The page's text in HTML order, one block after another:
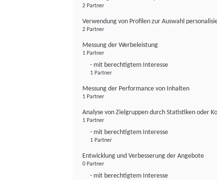
2 Partner
Verwendung von Profilen zur Auswahl
2 Partner
Messung der Werbeleistung
1 Partner
- mit berechtigtem Interesse
1 Partner
Messung der Performance von Inhalten
1 Partner
Analyse von Zielgruppen durch Statistiken oder
1 Partner
- mit berechtigtem Interesse
1 Partner
Entwicklung und Verbesserung der Angebote
0 Partner
- mit berechtigtem Interesse